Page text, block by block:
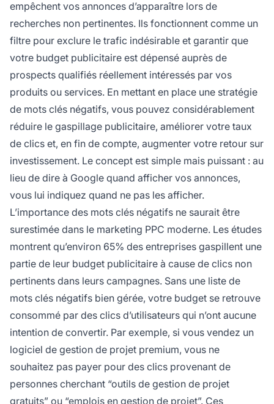
empêchent vos annonces d’apparaître lors de
recherches non pertinentes. Ils fonctionnent comme un
filtre pour exclure le trafic indésirable et garantir que
votre budget publicitaire est dépensé auprès de
prospects qualifiés réellement intéressés par vos
produits ou services. En mettant en place une stratégie
de mots clés négatifs, vous pouvez considérablement
réduire le gaspillage publicitaire, améliorer votre taux
de clics et, en fin de compte, augmenter votre retour sur
investissement. Le concept est simple mais puissant : au
lieu de dire à Google quand afficher vos annonces,
vous lui indiquez quand ne pas les afficher.
L’importance des mots clés négatifs ne saurait être
surestimée dans le marketing PPC moderne. Les études
montrent qu’environ 65% des entreprises gaspillent une
partie de leur budget publicitaire à cause de clics non
pertinents dans leurs campagnes. Sans une liste de
mots clés négatifs bien gérée, votre budget se retrouve
consommé par des clics d’utilisateurs qui n’ont aucune
intention de convertir. Par exemple, si vous vendez un
logiciel de gestion de projet premium, vous ne
souhaitez pas payer pour des clics provenant de
personnes cherchant “outils de gestion de projet
gratuits” ou “emplois en gestion de projet”. Ces